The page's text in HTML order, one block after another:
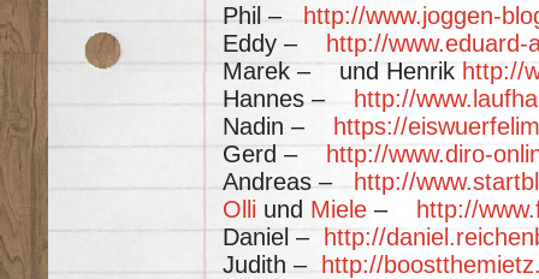
Phil – http://www.joggen-
Eddy – http://www.eduard-
Marek – und Henrik http://
Hannes – http://
Nadin – https://
Gerd – http://www.diro-
Andreas – http://
Olli und Miele – http://
Daniel – http://
Judith – http://